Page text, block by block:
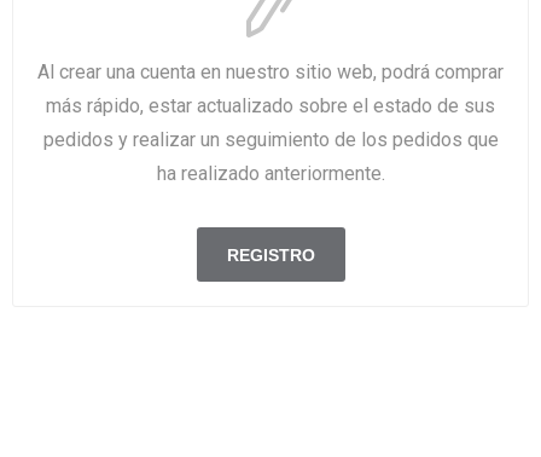
Al crear una cuenta en nuestro sitio web, podrá comprar
más rápido, estar actualizado sobre el estado de sus
pedidos y realizar un seguimiento de los pedidos que
ha realizado anteriormente.